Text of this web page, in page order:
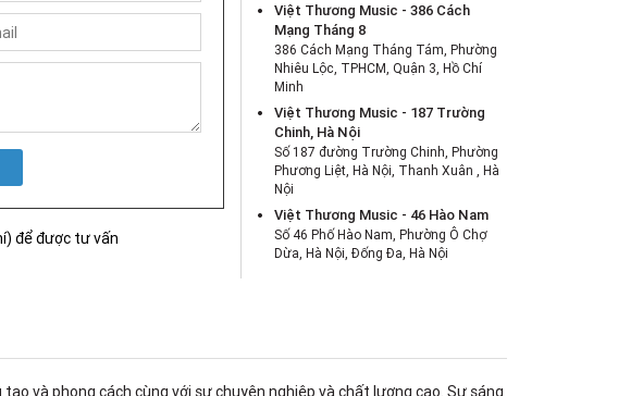
để được tư vấn
Việt Thương Music - 386 Cách
Mạng Tháng 8
386 Cách Mạng Tháng Tám, Phường
Nhiêu Lộc, TPHCM, Quận 3, Hồ Chí
Minh
Việt Thương Music - 187 Trường
Chinh, Hà Nội
Số 187 đường Trường Chinh, Phường
Phương Liệt, Hà Nội, Thanh Xuân , Hà
Nội
Việt Thương Music - 46 Hào Nam
Số 46 Phố Hào Nam, Phường Ô Chợ
Dừa, Hà Nội, Đống Đa, Hà Nội
Chí Minh
Việt Thương Music - 180 Võ Thị Sáu
và phong cách cùng với sự chuyên nghiệp và chất lượng cao. Sự sáng